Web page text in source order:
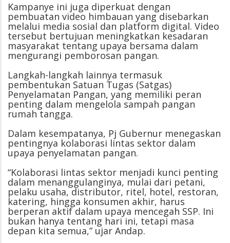
Kampanye ini juga diperkuat dengan
pembuatan video himbauan yang disebarkan
melalui media sosial dan platform digital. Video
tersebut bertujuan meningkatkan kesadaran
masyarakat tentang upaya bersama dalam
mengurangi pemborosan pangan.
Langkah-langkah lainnya termasuk
pembentukan Satuan Tugas (Satgas)
Penyelamatan Pangan, yang memiliki peran
penting dalam mengelola sampah pangan
rumah tangga.
Dalam kesempatanya, Pj Gubernur menegaskan
pentingnya kolaborasi lintas sektor dalam
upaya penyelamatan pangan.
“Kolaborasi lintas sektor menjadi kunci penting
dalam menanggulanginya, mulai dari petani,
pelaku usaha, distributor, ritel, hotel, restoran,
katering, hingga konsumen akhir, harus
berperan aktif dalam upaya mencegah SSP. Ini
bukan hanya tentang hari ini, tetapi masa
depan kita semua,” ujar Andap.